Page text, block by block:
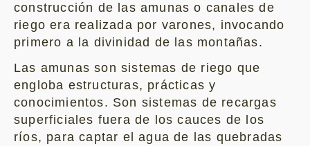
construcción de las amunas o canales de
riego era realizada por varones, invocando
primero a la divinidad de las montañas.
Las amunas son sistemas de riego que
engloba estructuras, prácticas y
conocimientos. Son sistemas de recargas
superficiales fuera de los cauces de los
ríos, para captar el agua de las quebradas